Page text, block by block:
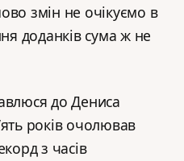
змін не очікуємо в
доданків сума ж не
до Дениса
років очолював
з часів